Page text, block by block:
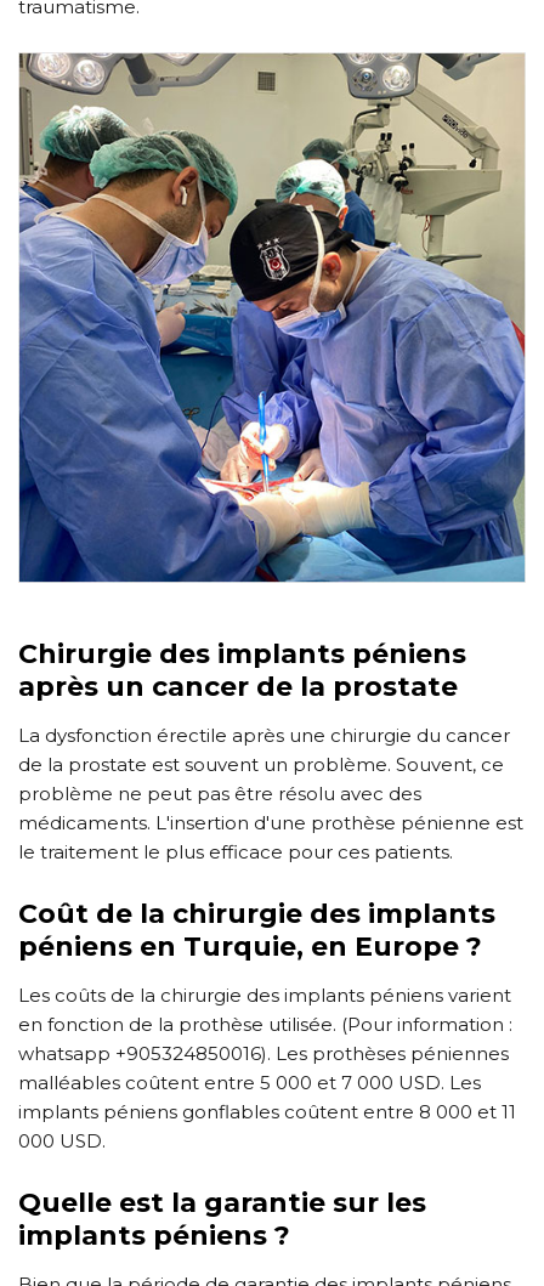
traumatisme.
Chirurgie des implants péniens
après un cancer de la prostate
La dysfonction érectile après une chirurgie du cancer
de la prostate est souvent un problème. Souvent, ce
problème ne peut pas être résolu avec des
médicaments. L'insertion d'une prothèse pénienne est
le traitement le plus efficace pour ces patients.
Coût de la chirurgie des implants
péniens en Turquie, en Europe ?
Les coûts de la chirurgie des implants péniens varient
en fonction de la prothèse utilisée. (Pour information :
whatsapp +905324850016). Les prothèses péniennes
malléables coûtent entre 5 000 et 7 000 USD. Les
implants péniens gonflables coûtent entre 8 000 et 11
000 USD.
Quelle est la garantie sur les
implants péniens ?